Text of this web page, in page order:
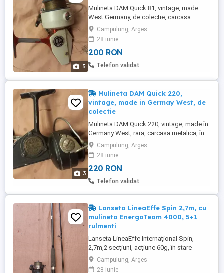
5
Mulineta DAM Quick 81, vintage, made
West Germany, de colectie, carcasa
metalica , stare foarte buna de funcționare
Campulung, Arges
28 iunie
200 RON
Telefon validat
3
Mulineta DAM Quick 220,
vintage, made in Germay West, de
colectie
Mulineta DAM Quick 220, vintage, made în
Germany West, rara, carcasa metalica, în
stare de funcționare foarte bună.
Campulung, Arges
28 iunie
220 RON
Telefon validat
Lanseta LineaEffe Spin 2,7m, cu
mulineta EnergoTeam 4000, 5+1
rulmenti
Lanseta LineaEffe Internațional Spin,
2,7m,2 secțiuni, acțiune 60g, în stare
foarte buba fără inele sparte, crapaturi cu
mulibeta EnergoTeam Rubin Runner 4000,
Campulung, Arges
28 iunie